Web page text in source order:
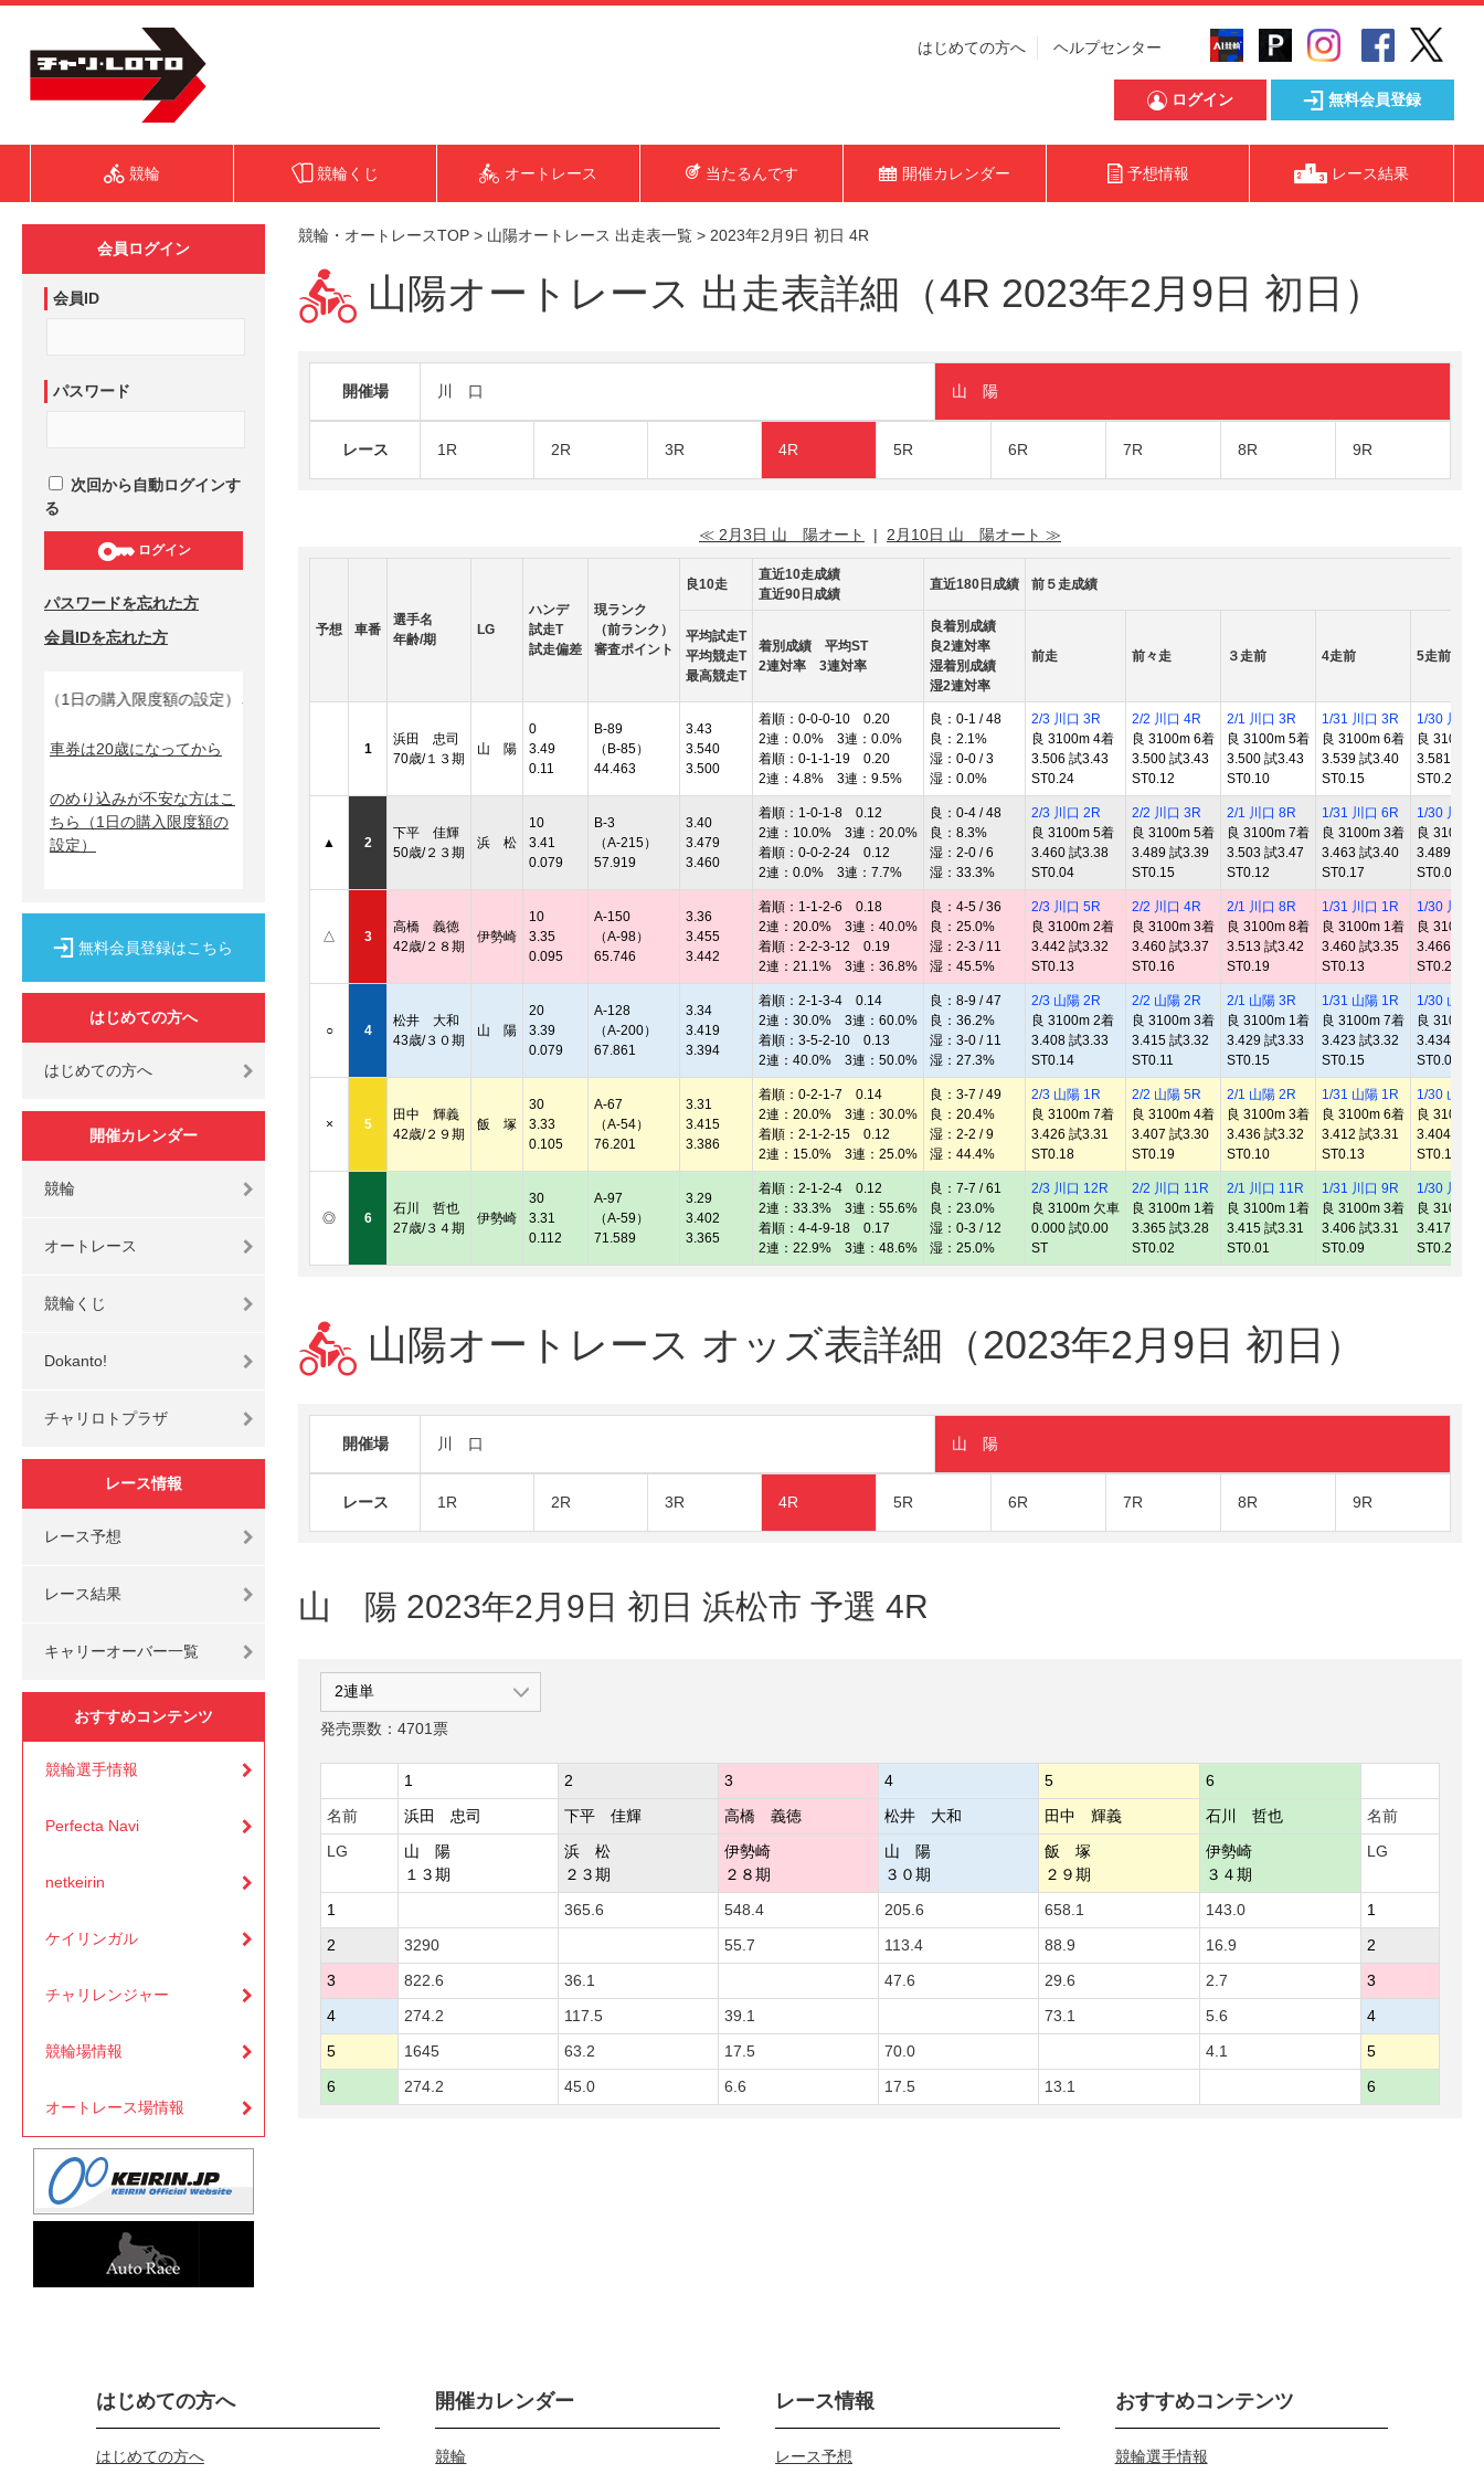
はじめての方へ ヘルプセンター
ログイン 無料会員登録
競輪 競輪くじ オートレース 当たるんです 開催カレンダー 予想情報 レース結果
会員ログイン
会員ID
パスワード
次回から自動ログインす
る
ログイン
パスワードを忘れた方
会員IDを忘れた方
1日の購入限度額の設定）↓
車券は20歳になってから
のめり込みが不安な方はこ
ちら
（1日の購入限度額の
設定）
無料会員登録はこちら
はじめての方へ
はじめての方へ
開催カレンダー
競輪
オートレース
競輪くじ
Dokanto!
チャリロトプラザ
レース情報
レース予想
レース結果
キャリーオーバー一覧
おすすめコンテンツ
競輪選手情報
Perfecta Navi
netkeirin
ケイリンガル
チャリレンジャー
競輪場情報
オートレース場情報
競輪・オートレースTOP > 山陽オートレース 出走表一覧 > 2023年2月9日 初日 4R
山陽オートレース 出走表詳細（4R 2023年2月9日 初日）
開催場 川 口 山 陽
レース 1R 2R 3R 4R 5R 6R 7R 8R 9R
≪ 2月3日 山 陽オート | 2月10日 山 陽オート ≫
予想 車番
選手名
年齢/期
LG
ハンデ
試走T
試走偏差
現ランク
（前ランク）
審査ポイント
良10走
直近10走成績
直近90日成績
直近180日成績 前５走成績
平均試走T
平均競走T
最高競走T
着別成績 平均ST
2連対率 3連対率
良着別成績
良2連対率
湿着別成績
湿2連対率
前走 前々走 ３走前 4走前 5走前
1
浜田 忠司
70歳/１３期
山 陽
0
3.49
0.11
B-89
（B-85）
44.463
3.43
3.540
3.500
着順：0-0-0-10 0.20
2連：0.0% 3連：0.0%
着順：0-1-1-19 0.20
2連：4.8% 3連：9.5%
良：0-1 / 48
良：2.1%
湿：0-0 / 3
湿：0.0%
2/3 川口 3R
良 3100m 4着
3.506 試3.43
ST0.24
2/2 川口 4R
良 3100m 6着
3.500 試3.43
ST0.12
2/1 川口 3R
良 3100m 5着
3.500 試3.43
ST0.10
1/31 川口 3R
良 3100m 6着
3.539 試3.40
ST0.15
1/30 川口
良 3100m
3.581 試
ST0.22
▲ 2
下平 佳輝
50歳/２３期
浜 松
10
3.41
0.079
B-3
（A-215）
57.919
3.40
3.479
3.460
着順：1-0-1-8 0.12
2連：10.0% 3連：20.0%
着順：0-0-2-24 0.12
2連：0.0% 3連：7.7%
良：0-4 / 48
良：8.3%
湿：2-0 / 6
湿：33.3%
2/3 川口 2R
良 3100m 5着
3.460 試3.38
ST0.04
2/2 川口 3R
良 3100m 5着
3.489 試3.39
ST0.15
2/1 川口 8R
良 3100m 7着
3.503 試3.47
ST0.12
1/31 川口 6R
良 3100m 3着
3.463 試3.40
ST0.17
1/30 川口
良 3100m
3.489 試
ST0.09
△ 3
高橋 義徳
42歳/２８期
伊勢崎
10
3.35
0.095
A-150
（A-98）
65.746
3.36
3.455
3.442
着順：1-1-2-6 0.18
2連：20.0% 3連：40.0%
着順：2-2-3-12 0.19
2連：21.1% 3連：36.8%
良：4-5 / 36
良：25.0%
湿：2-3 / 11
湿：45.5%
2/3 川口 5R
良 3100m 2着
3.442 試3.32
ST0.13
2/2 川口 4R
良 3100m 3着
3.460 試3.37
ST0.16
2/1 川口 8R
良 3100m 8着
3.513 試3.42
ST0.19
1/31 川口 1R
良 3100m 1着
3.460 試3.35
ST0.13
1/30 川口
良 3100m
3.466 試
ST0.22
○ 4
松井 大和
43歳/３０期
山 陽
20
3.39
0.079
A-128
（A-200）
67.861
3.34
3.419
3.394
着順：2-1-3-4 0.14
2連：30.0% 3連：60.0%
着順：3-5-2-10 0.13
2連：40.0% 3連：50.0%
良：8-9 / 47
良：36.2%
湿：3-0 / 11
湿：27.3%
2/3 山陽 2R
良 3100m 2着
3.408 試3.33
ST0.14
2/2 山陽 2R
良 3100m 3着
3.415 試3.32
ST0.11
2/1 山陽 3R
良 3100m 1着
3.429 試3.33
ST0.15
1/31 山陽 1R
良 3100m 7着
3.423 試3.32
ST0.15
1/30 山陽
良 3100m
3.434 試
ST0.04
× 5
田中 輝義
42歳/２９期
飯 塚
30
3.33
0.105
A-67
（A-54）
76.201
3.31
3.415
3.386
着順：0-2-1-7 0.14
2連：20.0% 3連：30.0%
着順：2-1-2-15 0.12
2連：15.0% 3連：25.0%
良：3-7 / 49
良：20.4%
湿：2-2 / 9
湿：44.4%
2/3 山陽 1R
良 3100m 7着
3.426 試3.31
ST0.18
2/2 山陽 5R
良 3100m 4着
3.407 試3.30
ST0.19
2/1 山陽 2R
良 3100m 3着
3.436 試3.32
ST0.10
1/31 山陽 1R
良 3100m 6着
3.412 試3.31
ST0.13
1/30 山陽
良 3100m
3.404 試
ST0.17
◎ 6
石川 哲也
27歳/３４期
伊勢崎
30
3.31
0.112
A-97
（A-59）
71.589
3.29
3.402
3.365
着順：2-1-2-4 0.12
2連：33.3% 3連：55.6%
着順：4-4-9-18 0.17
2連：22.9% 3連：48.6%
良：7-7 / 61
良：23.0%
湿：0-3 / 12
湿：25.0%
2/3 川口 12R
良 3100m 欠車
0.000 試0.00
ST
2/2 川口 11R
良 3100m 1着
3.365 試3.28
ST0.02
2/1 川口 11R
良 3100m 1着
3.415 試3.31
ST0.01
1/31 川口 9R
良 3100m 3着
3.406 試3.31
ST0.09
1/30 川口
良 3100m
3.417 試
ST0.22
山陽オートレース オッズ表詳細（2023年2月9日 初日）
開催場 川 口 山 陽
レース 1R 2R 3R 4R 5R 6R 7R 8R 9R
山 陽 2023年2月9日 初日 浜松市 予選 4R
発売票数：4701票
1 2 3 4 5
6
名前
浜田 忠司 下平 佳輝 高橋 義徳 松井 大和 田中 輝義 石川 哲也
名前
LG
山 陽
１３期
浜 松
２３期
伊勢崎
２８期
山 陽
３０期
飯 塚
２９期
伊勢崎
３４期
LG
1 365.6 548.4 205.6 658.1 143.0
1
2
3290 55.7 113.4 88.9 16.9
2
3
822.6 36.1 47.6 29.6 2.7
3
4
274.2 117.5 39.1 73.1 5.6
4
5
1645 63.2 17.5 70.0 4.1
5
6
274.2 45.0 6.6 17.5 13.1 6
はじめての方へ
はじめての方へ
開催カレンダー
競輪
レース情報
レース予想
おすすめコンテンツ
競輪選手情報